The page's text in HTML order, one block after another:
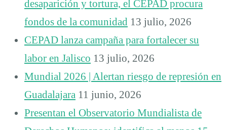
desaparición y tortura, el CEPAD procura
fondos de la comunidad 13 julio, 2026
CEPAD lanza campaña para fortalecer su
labor en Jalisco 13 julio, 2026
Mundial 2026 | Alertan riesgo de represión en
Guadalajara 11 junio, 2026
Presentan el Observatorio Mundialista de